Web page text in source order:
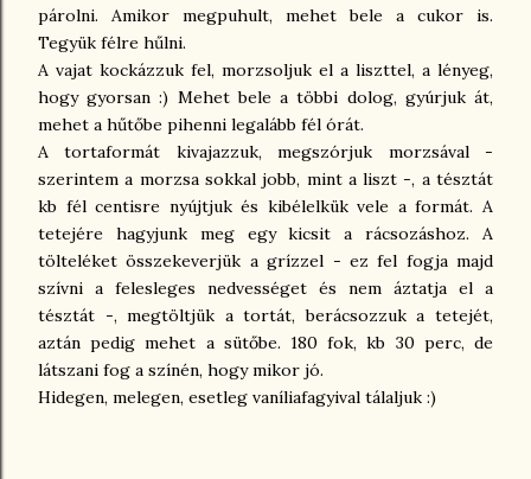
párolni. Amikor megpuhult, mehet bele a cukor is.
Tegyük félre hűlni.
A vajat kockázzuk fel, morzsoljuk el a liszttel, a lényeg,
hogy gyorsan :) Mehet bele a többi dolog, gyúrjuk át,
mehet a hűtőbe pihenni legalább fél órát.
A tortaformát kivajazzuk, megszórjuk morzsával -
szerintem a morzsa sokkal jobb, mint a liszt -, a tésztát
kb fél centisre nyújtjuk és kibélelkük vele a formát. A
tetejére hagyjunk meg egy kicsit a rácsozáshoz. A
tölteléket összekeverjük a grízzel - ez fel fogja majd
szívni a felesleges nedvességet és nem áztatja el a
tésztát -, megtöltjük a tortát, berácsozzuk a tetejét,
aztán pedig mehet a sütőbe. 180 fok, kb 30 perc, de
látszani fog a színén, hogy mikor jó.
Hidegen, melegen, esetleg vaníliafagyival tálaljuk :)